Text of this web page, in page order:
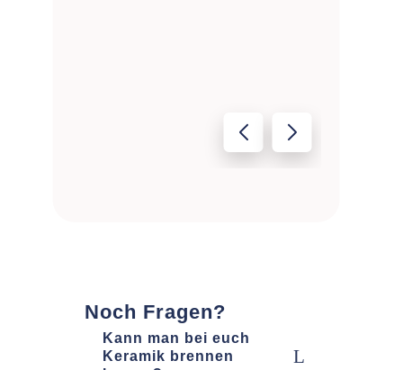
Noch Fragen?
Kann man bei euch
Keramik brennen